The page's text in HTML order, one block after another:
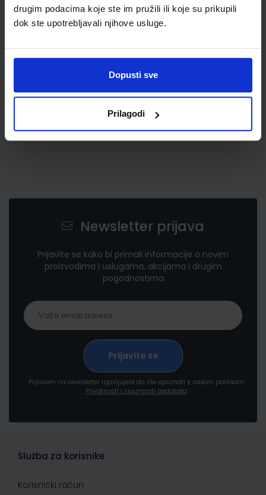
drugim podacima koje ste im pružili ili koje su prikupili
dok ste upotrebljavali njihove usluge.
Dopusti sve
Prilagodi
Newsletter prijava
Prijavite se kako bi primali informacije o novim
proizvodima i uslugama, akcijama i drugim
pogodnostima
Prijavom na newsletter izjavljujete da ste upoznati s našom politikom
Privatnosti i sigurnosti podataka
Služba za korisnike
Korisnički račun